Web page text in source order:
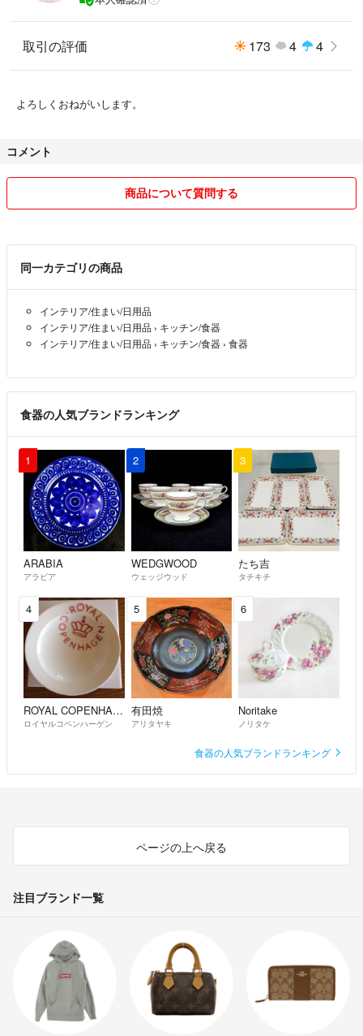
取引の評価 173 4 4
よろしくおねがいします。
コメント
商品について質問する
同一カテゴリの商品
インテリア/住まい/日用品
インテリア/住まい/日用品 › キッチン/食器
インテリア/住まい/日用品 › キッチン/食器 › 食器
食器の人気ブランドランキング
1
ARABIA
アラビア
2
WEDGWOOD
ウェッジウッド
3
たち吉
タチキチ
4
ROYAL COPENHAGEN
ロイヤルコペンハーゲン
5
有田焼
アリタヤキ
6
Noritake
ノリタケ
食器の人気ブランドランキング
ページの上へ戻る
注目ブランド一覧